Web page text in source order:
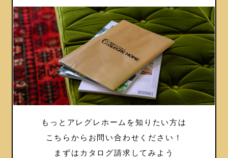
もっとアレグレホームを知りたい方は
こちらからお問い合わせください！
まずはカタログ請求してみよう